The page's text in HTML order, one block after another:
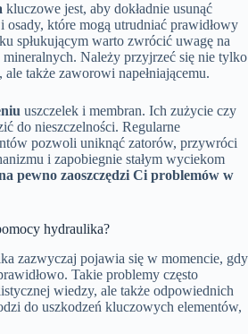
kluczowe jest, aby dokładnie usunąć
osady, które mogą utrudniać prawidłowy
spłukującym warto zwrócić uwagę na
mineralnych. Należy przyjrzeć się nie tylko
także zaworowi napełniającemu.
uszczelek i membran. Ich zużycie czy
do nieszczelności. Regularne
pozwoli uniknąć zatorów, przywróci
i zapobiegnie stałym wyciekom
pewno zaoszczędzi Ci problemów w
hydraulika?
zazwyczaj pojawia się w momencie, gdy
Takie problemy często
wiedzy, ale także odpowiednich
do uszkodzeń kluczowych elementów,